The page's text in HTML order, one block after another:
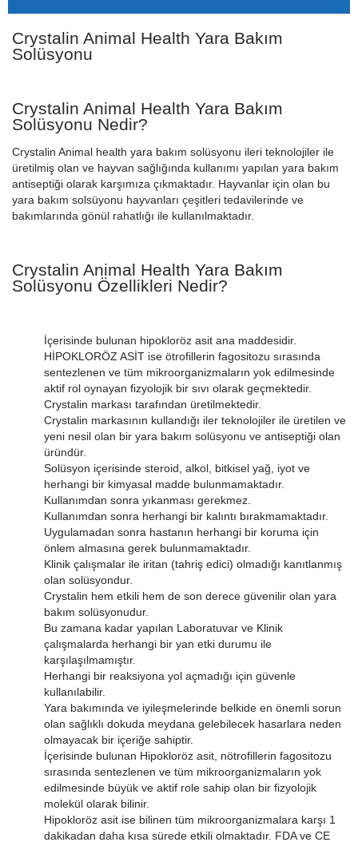
Crystalin Animal Health Yara Bakım
Solüsyonu
Crystalin Animal Health Yara Bakım
Solüsyonu Nedir?
Crystalin Animal health yara bakım solüsyonu ileri teknolojiler ile
üretilmiş olan ve hayvan sağlığında kullanımı yapılan yara bakım
antiseptiği olarak karşımıza çıkmaktadır. Hayvanlar için olan bu
yara bakım solsüyonu hayvanları çeşitleri tedavilerinde ve
bakımlarında gönül rahatlığı ile kullanılmaktadır.
Crystalin Animal Health Yara Bakım
Solüsyonu Özellikleri Nedir?
İçerisinde bulunan hipokloröz asit ana maddesidir.
HİPOKLORÖZ ASİT ise ötrofillerin fagositozu sırasında
sentezlenen ve tüm mikroorganizmaların yok edilmesinde
aktif rol oynayan fizyolojik bir sıvı olarak geçmektedir.
Crystalin markası tarafından üretilmektedir.
Crystalin markasının kullandığı iler teknolojiler ile üretilen ve
yeni nesil olan bir yara bakım solüsyonu ve antiseptiği olan
üründür.
Solüsyon içerisinde steroid, alkol, bitkisel yağ, iyot ve
herhangi bir kimyasal madde bulunmamaktadır.
Kullanımdan sonra yıkanması gerekmez.
Kullanımdan sonra herhangi bir kalıntı bırakmamaktadır.
Uygulamadan sonra hastanın herhangi bir koruma için
önlem almasına gerek bulunmamaktadır.
Klinik çalışmalar ile iritan (tahriş edici) olmadığı kanıtlanmış
olan solüsyondur.
Crystalin hem etkili hem de son derece güvenilir olan yara
bakım solüsyonudur.
Bu zamana kadar yapılan Laboratuvar ve Klinik
çalışmalarda herhangi bir yan etki durumu ile
karşılaşılmamıştır.
Herhangi bir reaksiyona yol açmadığı için güvenle
kullanılabilir.
Yara bakımında ve iyileşmelerinde belkide en önemli sorun
olan sağlıklı dokuda meydana gelebilecek hasarlara neden
olmayacak bir içeriğe sahiptir.
İçerisinde bulunan Hipokloröz asit, nötrofillerin fagositozu
sırasında sentezlenen ve tüm mikroorganizmaların yok
edilmesinde büyük ve aktif role sahip olan bir fizyolojik
molekül olarak bilinir.
Hipokloröz asit ise bilinen tüm mikroorganizmalara karşı 1
dakikadan daha kısa sürede etkili olmaktadır. FDA ve CE